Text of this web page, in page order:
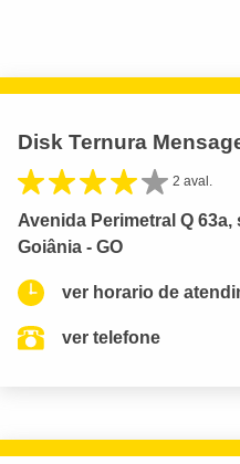
Disk Ternura
2 aval.
Avenida Perimetral Q
Goiânia - GO
ver horario de
ver telefone